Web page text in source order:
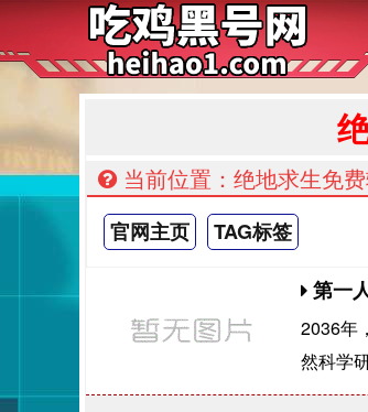
当前位置：绝地求生免
官网主页 TAG标签
第一
2036年
然科学